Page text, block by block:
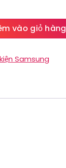
vào giỏ hàng
Samsung